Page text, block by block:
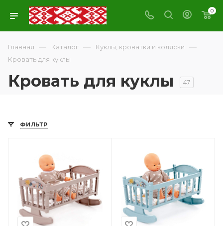
0
Главная — Каталог — Куклы, кроватки и коляски —
Кровать для куклы
Кровать для куклы 47
ФИЛЬТР